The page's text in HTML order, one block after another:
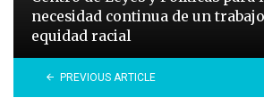
necesidad continua de un
equidad racial
PREVIOUS ARTICLE